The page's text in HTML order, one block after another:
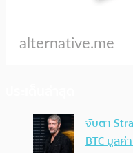
จับตา
BTC มูลค่